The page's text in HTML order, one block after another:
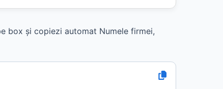
box și copiezi automat Numele firmei,